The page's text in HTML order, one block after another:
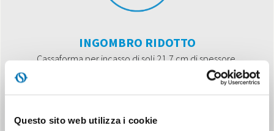
Questo sito web utilizza i cookie
INGOMBRO RIDOTTO
Cassaforma per incasso di soli 21,7 cm di spessore.